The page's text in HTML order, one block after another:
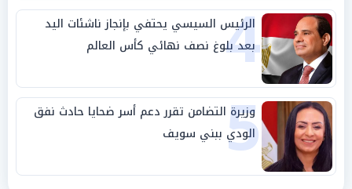
4
الرئيس السيسي يحتفي بإنجاز ناشئات اليد
بعد بلوغ نصف نهائي كأس العالم
5
وزيرة التضامن تقرر دعم أسر ضحايا حادث نفق
الودي ببني سويف